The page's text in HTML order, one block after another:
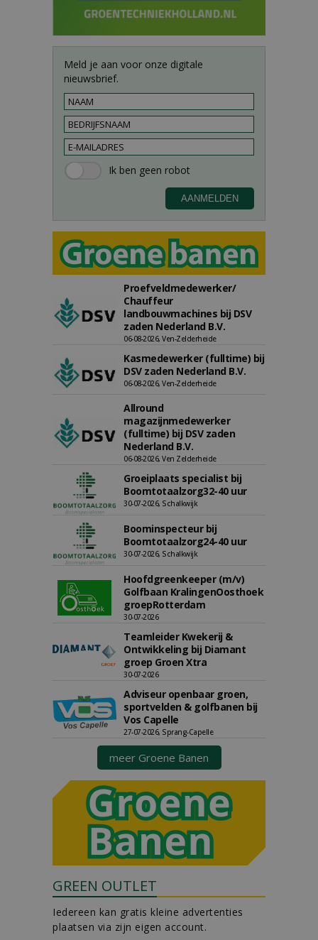
Meld je aan voor onze digitale
nieuwsbrief.
Proefveldmedewerker/
Chauffeur
landbouwmachines bij DSV
zaden Nederland B.V.
06-08-2026, Ven-Zelderheide
Kasmedewerker (fulltime) bij
DSV zaden Nederland B.V.
06-08-2026, Ven-Zelderheide
Allround
magazijnmedewerker
(fulltime) bij DSV zaden
Nederland B.V.
06-08-2026, Ven Zelderheide
Groeiplaats specialist bij
Boomtotaalzorg32-40 uur
30-07-2026, Schalkwijk
Boominspecteur bij
Boomtotaalzorg24-40 uur
30-07-2026, Schalkwijk
Hoofdgreenkeeper (m/v)
Golfbaan KralingenOosthoek
groepRotterdam
30-07-2026
Teamleider Kwekerij &
Ontwikkeling bij Diamant
groep Groen Xtra
30-07-2026
Adviseur openbaar groen,
sportvelden & golfbanen bij
Vos Capelle
27-07-2026, Sprang-Capelle
meer Groene Banen
GREEN OUTLET
Iedereen kan gratis kleine advertenties
plaatsen via zijn eigen account.